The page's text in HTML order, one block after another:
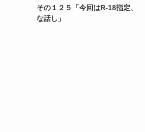
その１２５「今回はR-18指定、
な話し」